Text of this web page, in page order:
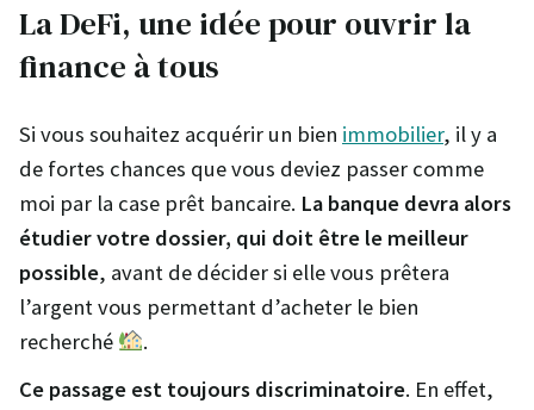
La DeFi, une idée pour ouvrir la
finance à tous
Si vous souhaitez acquérir un bien immobilier, il y a
de fortes chances que vous deviez passer comme
moi par la case prêt bancaire. La banque devra alors
étudier votre dossier, qui doit être le meilleur
possible, avant de décider si elle vous prêtera
l’argent vous permettant d’acheter le bien
recherché
.
Ce passage est toujours discriminatoire. En effet,